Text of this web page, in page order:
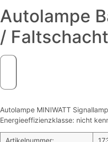
Autolampe
/
Autolampe MINIWATT
Energieeffizienzklasse: nicht